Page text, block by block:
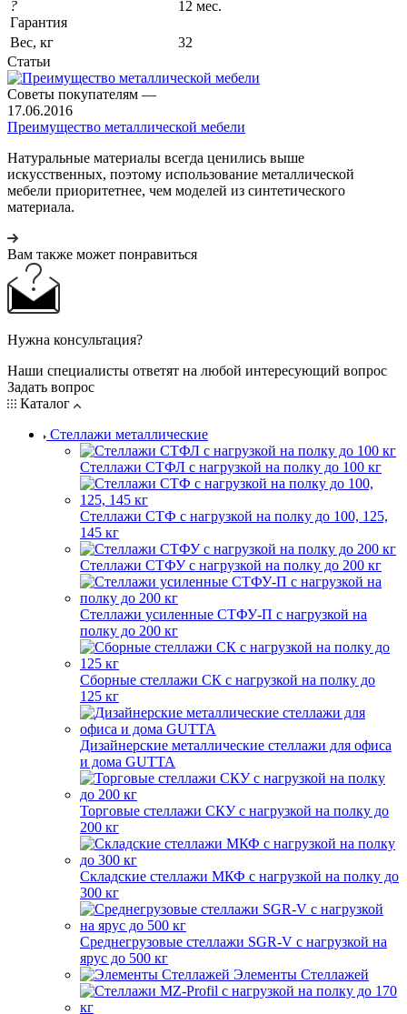
?
Гарантия
12 мес.
Вес, кг
32
Статьи
Советы покупателям —
17.06.2016
Преимущество металлической мебели
Натуральные материалы всегда ценились выше
искусственных, поэтому использование металлической
мебели приоритетнее, чем моделей из синтетического
материала.
Вам также может понравиться
Нужна консультация?
Наши специалисты ответят на любой интересующий вопрос
Задать вопрос
Каталог
Стеллажи металлические
Стеллажи СТФЛ с нагрузкой на полку до 100 кг
Стеллажи СТФ с нагрузкой на полку до 100, 125,
145 кг
Стеллажи СТФУ с нагрузкой на полку до 200 кг
Стеллажи усиленные СТФУ-П с нагрузкой на
полку до 200 кг
Сборные стеллажи СК с нагрузкой на полку до
125 кг
Дизайнерские металлические стеллажи для офиса
и дома GUTTA
Торговые стеллажи СКУ с нагрузкой на полку до
200 кг
Складские стеллажи МКФ с нагрузкой на полку до
300 кг
Среднегрузовые стеллажи SGR-V с нагрузкой на
ярус до 500 кг
Элементы Стеллажей